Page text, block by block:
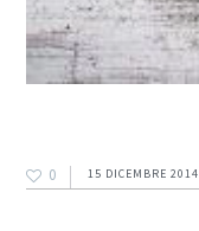
0 15 DICEMBRE 2014